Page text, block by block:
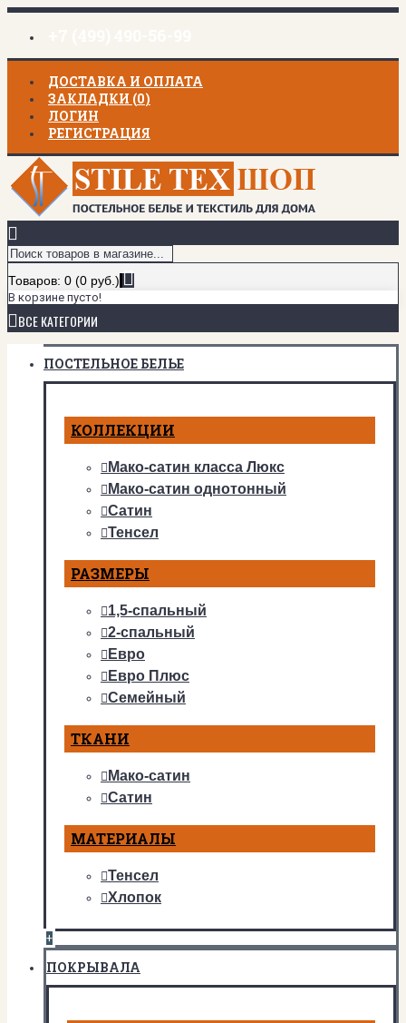
ДОСТАВКА И ОПЛАТА
ЗАКЛАДКИ (0)
ЛОГИН
РЕГИСТРАЦИЯ
Товаров: 0 (0 руб.)
В корзине пусто!
ВСЕ КАТЕГОРИИ
ПОСТЕЛЬНОЕ БЕЛЬЕ
КОЛЛЕКЦИИ
Мако-сатин класса Люкс
Мако-сатин однотонный
Сатин
Тенсел
РАЗМЕРЫ
1,5-спальный
2-спальный
Евро
Евро Плюс
Семейный
ТКАНИ
Мако-сатин
Сатин
МАТЕРИАЛЫ
Тенсел
Хлопок
+
ПОКРЫВАЛА